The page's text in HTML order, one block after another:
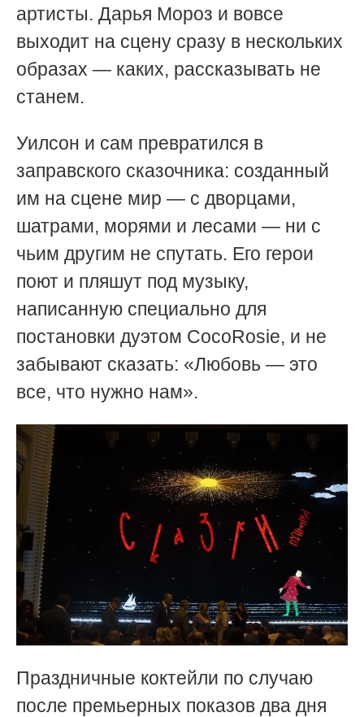
артисты. Дарья Мороз и вовсе
выходит на сцену сразу в нескольких
образах — каких, рассказывать не
станем.
Уилсон и сам превратился в
заправского сказочника: созданный
им на сцене мир — с дворцами,
шатрами, морями и лесами — ни с
чьим другим не спутать. Его герои
поют и пляшут под музыку,
написанную специально для
постановки дуэтом CocoRosie, и не
забывают сказать: «Любовь — это
все, что нужно нам».
Праздничные коктейли по случаю
после премьерных показов два дня